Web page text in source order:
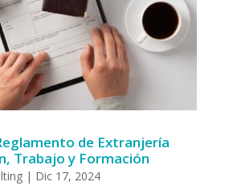
de Extranjería
Trabajo y Formación
| Dic 17, 2024